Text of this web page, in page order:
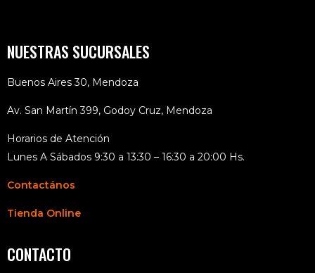
NUESTRAS SUCURSALES
Buenos Aires 30, Mendoza
Av. San Martín 399, Godoy Cruz, Mendoza
Horarios de Atención
Lunes A Sábados 9:30 a 13:30 – 16:30 a 20:00 Hs.
Contactános
Tienda Online
CONTACTO